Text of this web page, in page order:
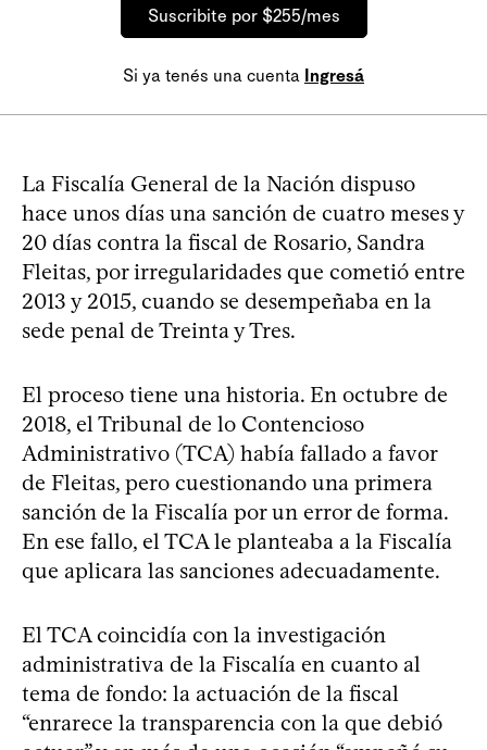
Suscribite por $255/mes
Si ya tenés una cuenta Ingresá
La Fiscalía General de la Nación dispuso
hace unos días una sanción de cuatro meses y
20 días contra la fiscal de Rosario, Sandra
Fleitas, por irregularidades que cometió entre
2013 y 2015, cuando se desempeñaba en la
sede penal de Treinta y Tres.
El proceso tiene una historia. En octubre de
2018, el Tribunal de lo Contencioso
Administrativo (TCA) había fallado a favor
de Fleitas, pero cuestionando una primera
sanción de la Fiscalía por un error de forma.
En ese fallo, el TCA le planteaba a la Fiscalía
que aplicara las sanciones adecuadamente.
El TCA coincidía con la investigación
administrativa de la Fiscalía en cuanto al
tema de fondo: la actuación de la fiscal
“enrarece la transparencia con la que debió